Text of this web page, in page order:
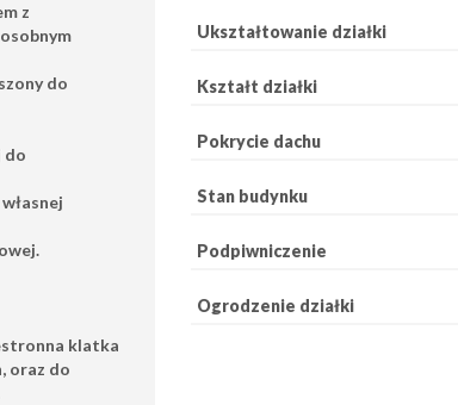
z
do
do
klatka
oraz do
Ukształtowanie działki
Kształt działki
Pokrycie dachu
Stan budynku
Podpiwniczenie
Ogrodzenie działki